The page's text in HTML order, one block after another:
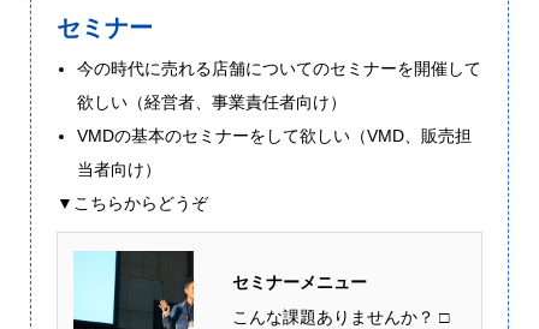
セミナー
今の時代に売れる店舗についてのセミナーを開催して
欲しい（経営者、事業責任者向け）
VMDの基本のセミナーをして欲しい（VMD、販売担
当者向け）
▼こちらからどうぞ
セミナーメニュー
こんな課題ありませんか？ □